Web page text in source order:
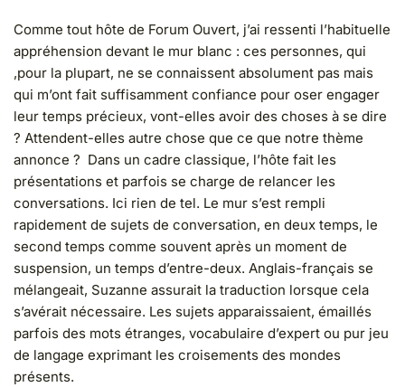
Comme tout hôte de Forum Ouvert, j’ai ressenti l’habituelle
appréhension devant le mur blanc : ces personnes, qui
,pour la plupart, ne se connaissent absolument pas mais
qui m’ont fait suffisamment confiance pour oser engager
leur temps précieux, vont-elles avoir des choses à se dire
? Attendent-elles autre chose que ce que notre thème
annonce ? Dans un cadre classique, l’hôte fait les
présentations et parfois se charge de relancer les
conversations. Ici rien de tel. Le mur s’est rempli
rapidement de sujets de conversation, en deux temps, le
second temps comme souvent après un moment de
suspension, un temps d’entre-deux. Anglais-français se
mélangeait, Suzanne assurait la traduction lorsque cela
s’avérait nécessaire. Les sujets apparaissaient, émaillés
parfois des mots étranges, vocabulaire d’expert ou pur jeu
de langage exprimant les croisements des mondes
présents.